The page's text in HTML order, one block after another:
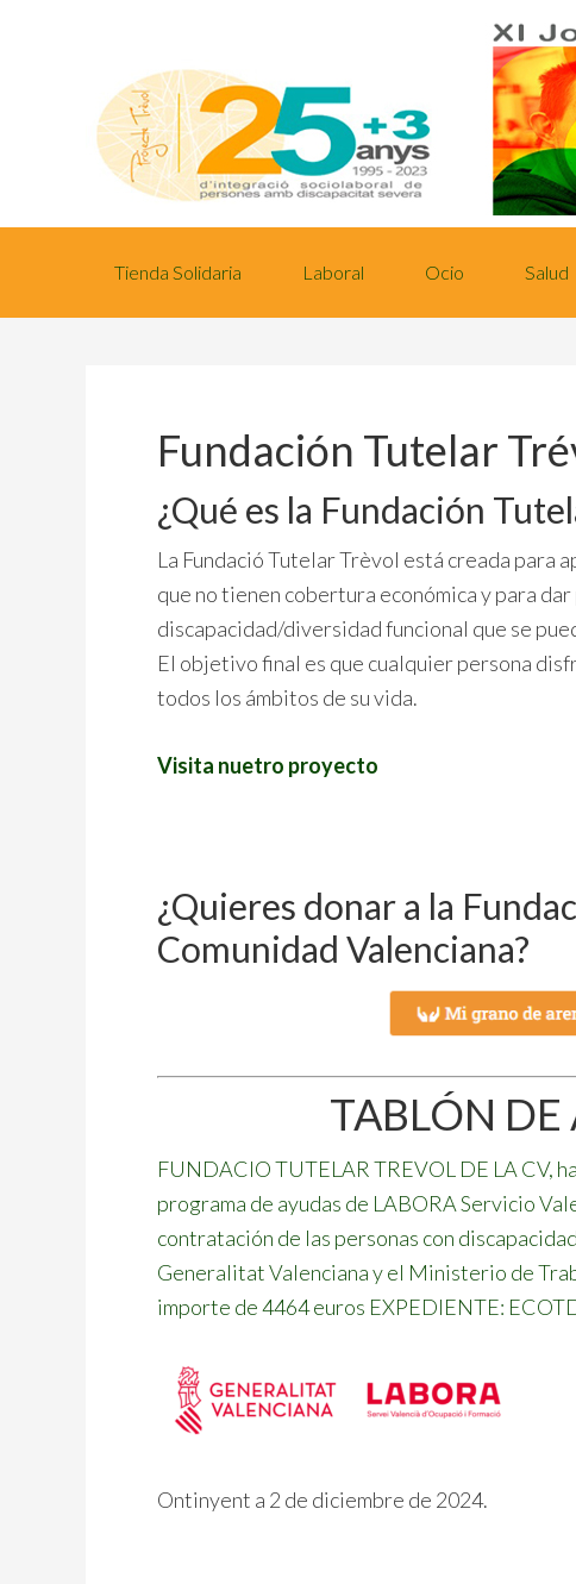
Tienda Solidaria Laboral Ocio Salud
Fundación Tutelar
¿Qué es la Fundación
La Fundació Tutelar Trèvol está creada para
que no tienen cobertura económica y para
discapacidad/diversidad funcional que se
El objetivo final es que cualquier persona
todos los ámbitos de su vida.
Visita nuetro proyecto
¿Quieres donar a la
Comunidad Valenciana?
TABLÓN
FUNDACIO TUTELAR TREVOL DE LA CV,
programa de ayudas de LABORA Servicio
contratación de las personas con
Generalitat Valenciana y el Ministerio de
importe de 4464 euros EXPEDIENTE:
Ontinyent a 2 de diciembre de 2024.